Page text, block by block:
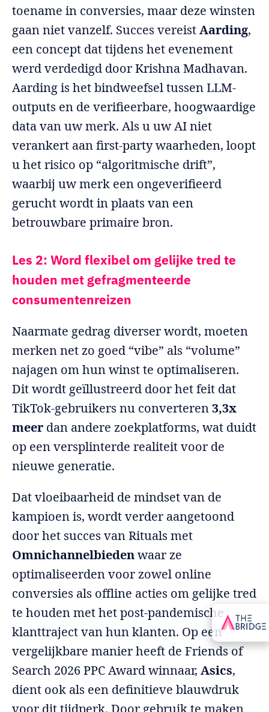
toename in conversies, maar deze winsten
gaan niet vanzelf. Succes vereistAarding,
een concept dat tijdens het evenement
werd verdedigd door Krishna Madhavan.
Aarding is het bindweefsel tussen LLM-
outputs en de verifieerbare, hoogwaardige
data van uw merk. Als u uw AI niet
verankert aan first-party waarheden, loopt
u het risico op “algoritmische drift”,
waarbij uw merk een ongeverifieerd
gerucht wordt in plaats van een
betrouwbare primaire bron.
Les 2: Word flexibel om gelijke tred te
houden met gefragmenteerde
consumentenreizen
Naarmate gedrag diverser wordt, moeten
merken net zo goed “vibe” als “volume”
najagen om hun winst te optimaliseren.
Dit wordt geïllustreerd door het feit dat
TikTok-gebruikers nu converteren3,3x
meerdan andere zoekplatforms, wat duidt
op een versplinterde realiteit voor de
nieuwe generatie.
Dat vloeibaarheid de mindset van de
kampioen is, wordt verder aangetoond
door het succes van Rituals met
Omnichannelbiedenwaar ze
optimaliseerden voor zowel online
conversies als offline acties om gelijke tred
te houden met het post-pandemische
klanttraject van hun klanten. Op een
vergelijkbare manier heeft de Friends of
Search 2026 PPC Award winnaar,Asics,
dient ook als een definitieve blauwdruk
voor dit tijdperk. Door gebruik te maken